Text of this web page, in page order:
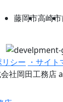
藤岡市高崎市
リシー ・サイ
社岡田工務店